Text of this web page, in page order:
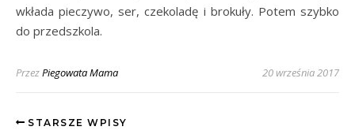
wkłada pieczywo, ser, czekoladę i brokuły. Potem szybko
do przedszkola.
PrzezPiegowata Mama 20 września 2017
STARSZE WPISY